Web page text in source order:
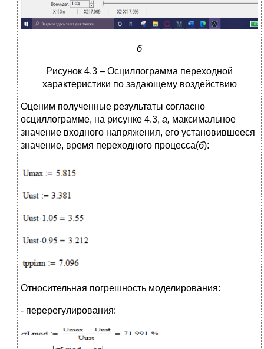
б
Рисунок 4.3 – Осциллограмма переходной
характеристики по задающему воздействию
Оценим полученные результаты согласно
осциллограмме, на рисунке 4.3, а, максимальное
значение входного напряжения, его установившееся
значение, время переходного процесса(б):
Относительная погрешность моделирования:
- перерегулирования: